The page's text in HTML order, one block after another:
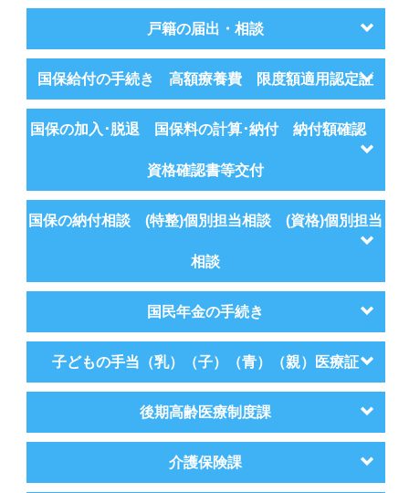
戸籍の届出・相談
国保給付の手続き 高額療養費 限度額適用認定証
国保の加入･脱退 国保料の計算･納付 納付額確認
資格確認書等交付
国保の納付相談 (特整)個別担当相談 (資格)個別担当
相談
国民年金の手続き
子どもの手当（乳）（子）（青）（親）医療証
後期高齢医療制度課
介護保険課